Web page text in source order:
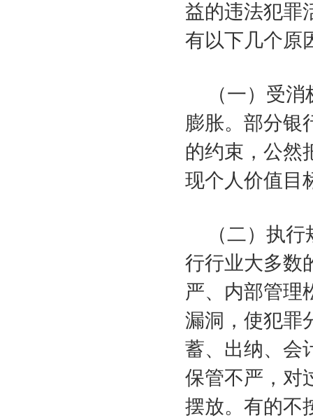
益的违法犯罪
有以下几个原
（一）受
膨胀。部分银
的约束，公然
现个人价值目
（二）执
行行业大多数
严、内部管理
漏洞，使犯罪
蓄、出纳、会
保管不严，对
摆放。有的不